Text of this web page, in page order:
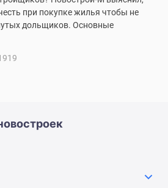
при покупке жилья чтобы не
дольщиков. Основные